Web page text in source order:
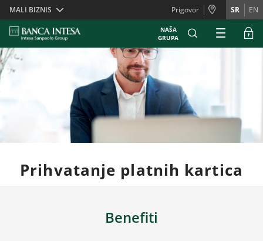
Skiplinks
MALI BIZNIS Prigovor SR EN
NAŠA
GRUPA
Prihvatanje platnih kartica
Benefiti